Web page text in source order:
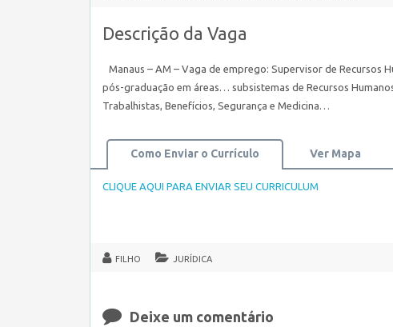
Descrição da Vaga
Manaus – AM – Vaga de emprego: Supervisor de Recursos
pós-graduação em áreas… subsistemas de Recursos
Trabalhistas, Benefícios, Segurança e Medicina…
Como Enviar o Currículo Ver Mapa
CLIQUE AQUI PARA ENVIAR SEU CURRICULUM
FILHO JURÍDICA
Deixe um comentário